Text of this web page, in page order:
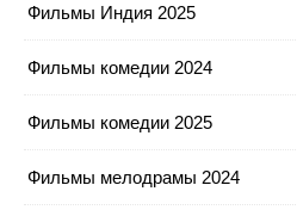
Фильмы Индия 2025
Фильмы комедии 2024
Фильмы комедии 2025
Фильмы мелодрамы 2024